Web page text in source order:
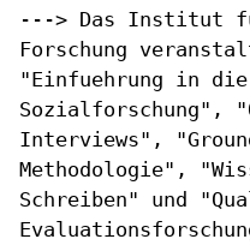
---> Das Institut
Forschung
"Einfuehrung in
Sozialforschung",
Interviews",
Methodologie",
Schreiben" und